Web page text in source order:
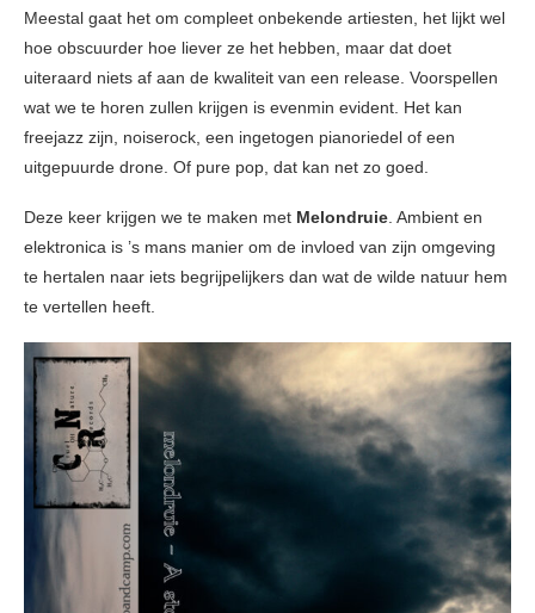
Meestal gaat het om compleet onbekende artiesten, het lijkt wel
hoe obscuurder hoe liever ze het hebben, maar dat doet
uiteraard niets af aan de kwaliteit van een release. Voorspellen
wat we te horen zullen krijgen is evenmin evident. Het kan
freejazz zijn, noiserock, een ingetogen pianoriedel of een
uitgepuurde drone. Of pure pop, dat kan net zo goed.
Deze keer krijgen we te maken met Melondruie. Ambient en
elektronica is ’s mans manier om de invloed van zijn omgeving
te hertalen naar iets begrijpelijkers dan wat de wilde natuur hem
te vertellen heeft.